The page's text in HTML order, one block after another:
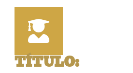
TÍTULO: